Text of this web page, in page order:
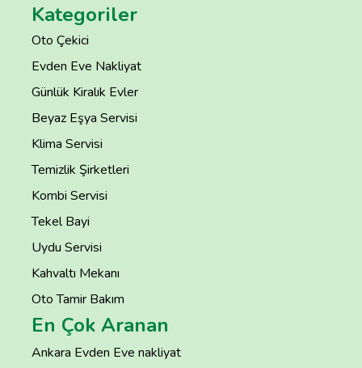
Kategoriler
Oto Çekici
Evden Eve Nakliyat
Günlük Kiralık Evler
Beyaz Eşya Servisi
Klima Servisi
Temizlik Şirketleri
Kombi Servisi
Tekel Bayi
Uydu Servisi
Kahvaltı Mekanı
Oto Tamir Bakım
En Çok Aranan
Ankara Evden Eve nakliyat